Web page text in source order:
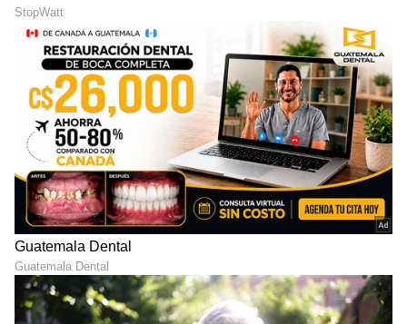
DOWNLOAD APP
RECOMMENDED STORIES